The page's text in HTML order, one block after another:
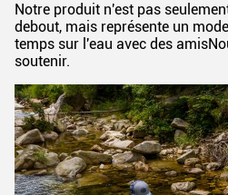
Notre produit n'est pas
debout, mais représente un
temps sur l'eau avec des
soutenir.